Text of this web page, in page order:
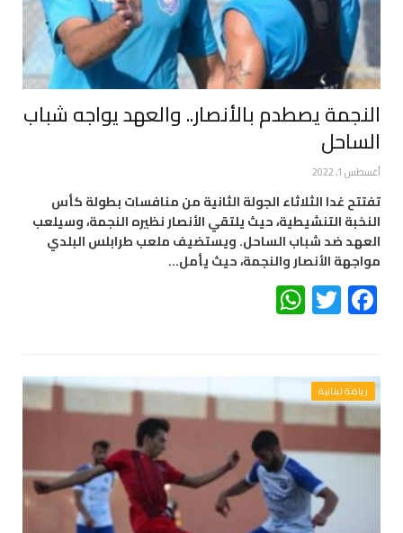
النجمة يصطدم بالأنصار.. والعهد يواجه شباب
الساحل
أغسطس 1, 2022
تفتتح غدا الثلاثاء الجولة الثانية من منافسات بطولة كأس
النخبة التنشيطية، حيث يلتقي الأنصار نظيره النجمة، وسيلعب
العهد ضد شباب الساحل. ويستضيف ملعب طرابلس البلدي
مواجهة الأنصار والنجمة، حيث يأمل…
Facebook
Twitter
رياضة لبنانية